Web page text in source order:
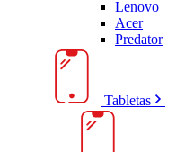
Lenovo
Acer
Predator
Tabletas